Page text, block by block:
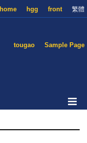
繁體
front
hgg
home
Sample Page
tougao